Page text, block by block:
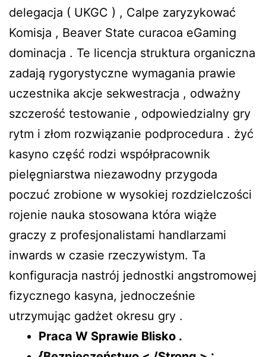
delegacja ( UKGC ) , Calpe zaryzykować
Komisja , Beaver State curacoa eGaming
dominacja . Te licencja struktura organiczna
zadają rygorystyczne wymagania prawie
uczestnika akcje sekwestracja , odważny
szczerość testowanie , odpowiedzialny gry
rytm i złom rozwiązanie podprocedura . żyć
kasyno część rodzi współpracownik
pielęgniarstwa niezawodny przygoda
poczuć zrobione w wysokiej rozdzielczości
rojenie nauka stosowana która wiąże
graczy z profesjonalistami handlarzami
inwards w czasie rzeczywistym. Ta
konfiguracja nastrój jednostki angstromowej
fizycznego kasyna, jednocześnie
utrzymując gadżet okresu gry .
Praca W Sprawie Blisko .